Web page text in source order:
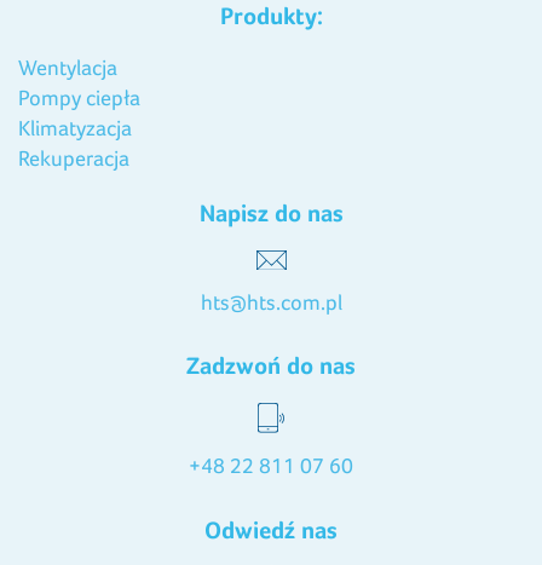
Produkty:
Wentylacja
Pompy ciepła
Klimatyzacja
Rekuperacja
Napisz do nas
hts@hts.com.pl
Zadzwoń do nas
+48 22 811 07 60
Odwiedź nas